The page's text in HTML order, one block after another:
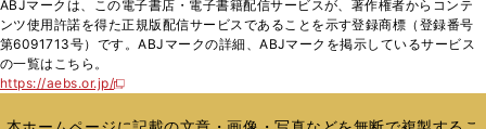
く
ド
ウ
で
ィ
ン
ド
開
ABJマークは、この電子書店・電子書籍配信サービスが、著作権者からコンテ
ンツ使用許諾を得た正規版配信サービスであることを示す登録商標（登録番号
第6091713号）です。ABJマークの詳細、ABJマークを掲示しているサービス
の一覧はこちら。
https://aebs.or.jp/
新
い